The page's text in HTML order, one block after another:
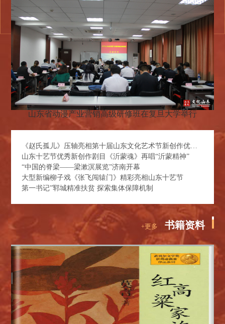
山东省动漫产业营销高级研修班在复旦大学举行
《赵氏孤儿》压轴亮相第十届山东文化艺术节新创作优秀剧目展演
山东十艺节优秀新创作剧目《沂蒙魂》再唱“沂蒙精神”
“中国的脊梁——梁漱溟展览”济南开幕
大型新编柳子戏《张飞闯辕门》精彩亮相山东十艺节
第一书记”郓城精准扶贫 探索集体保障机制
+更多 书籍资料